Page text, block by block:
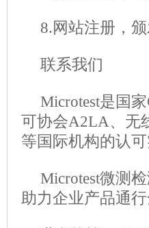
8.网站注册，颁
联系我们
Microtest是国
可协会A2LA、无
等国际机构的认可
Microtest微测
助力企业产品通行